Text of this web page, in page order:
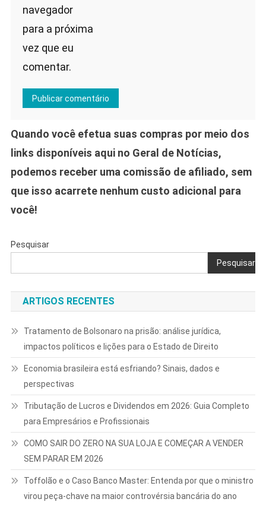
navegador
para a próxima
vez que eu
comentar.
Quando você efetua suas compras por meio dos
links disponíveis aqui no Geral de Notícias,
podemos receber uma comissão de afiliado, sem
que isso acarrete nenhum custo adicional para
você!
Pesquisar
Pesquisar
ARTIGOS RECENTES
Tratamento de Bolsonaro na prisão: análise jurídica,
impactos políticos e lições para o Estado de Direito
Economia brasileira está esfriando? Sinais, dados e
perspectivas
Tributação de Lucros e Dividendos em 2026: Guia Completo
para Empresários e Profissionais
COMO SAIR DO ZERO NA SUA LOJA E COMEÇAR A VENDER
SEM PARAR EM 2026
Toffolão e o Caso Banco Master: Entenda por que o ministro
virou peça-chave na maior controvérsia bancária do ano